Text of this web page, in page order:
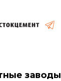
заводы